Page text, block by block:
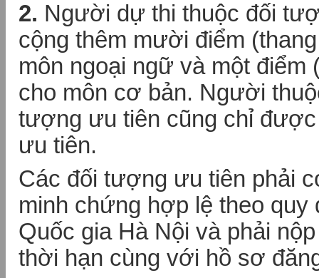
2. Người dự thi thuộc đối
cộng thêm mười điểm
môn ngoại ngữ và một điểm
cho môn cơ bản. Người
tượng ưu tiên cũng chỉ
ưu tiên.
Các đối tượng ưu tiên phải
minh chứng hợp lệ theo quy
Quốc gia Hà Nội và phải
thời hạn cùng với hồ sơ